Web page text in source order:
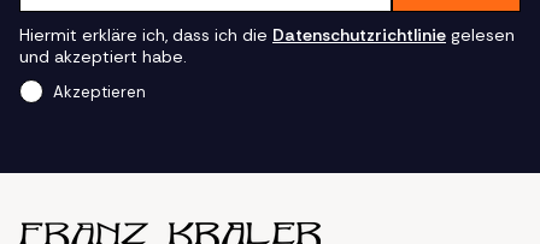
Hiermit erkläre ich, dass ich die Datenschutzrichtlinie gelesen
und akzeptiert habe.
Akzeptieren